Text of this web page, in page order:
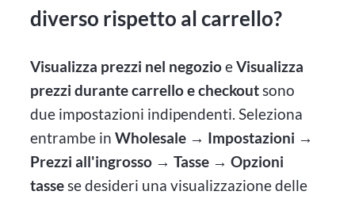
diverso rispetto al carrello?
Visualizza prezzi nel negozioeVisualizza
prezzi durante carrello e checkoutsono
due impostazioni indipendenti. Seleziona
entrambe inWholesale → Impostazioni →
Prezzi all'ingrosso → Tasse → Opzioni
tassese desideri una visualizzazione delle